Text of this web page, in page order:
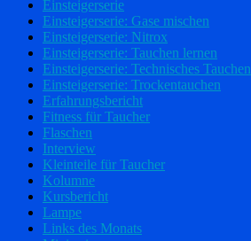
Einsteigerserie
Einsteigerserie: Gase mischen
Einsteigerserie: Nitrox
Einsteigerserie: Tauchen lernen
Einsteigerserie: Technisches Tauchen
Einsteigerserie: Trockentauchen
Erfahrungsbericht
Fitness für Taucher
Flaschen
Interview
Kleinteile für Taucher
Kolumne
Kursbericht
Lampe
Links des Monats